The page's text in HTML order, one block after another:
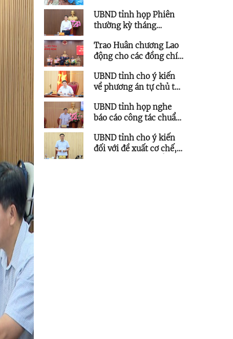
UBND tỉnh họp Phiên
thường kỳ tháng
Trao Huân chương Lao
động cho các đồng chí
UBND tỉnh cho ý kiến
về phương án tự chủ tài
Đại học Phạm Văn
Đồng
UBND tỉnh họp nghe
báo cáo công tác chuẩn
trọng trong tháng
8/2026
UBND tỉnh cho ý kiến
đối với đề xuất cơ chế,